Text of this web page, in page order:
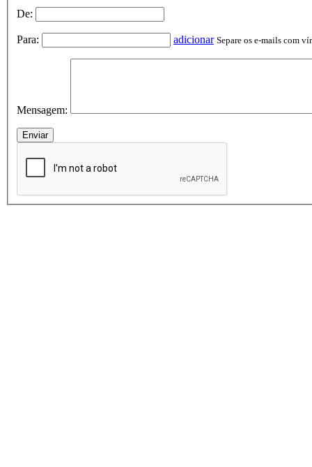
De:
Para: adicionar Separe os e-mails com
Mensagem: